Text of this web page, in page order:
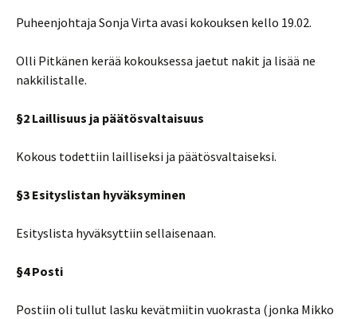
Puheenjohtaja Sonja Virta avasi kokouksen kello 19.02.
Olli Pitkänen kerää kokouksessa jaetut nakit ja lisää ne
nakkilistalle.
§2 Laillisuus ja päätösvaltaisuus
Kokous todettiin lailliseksi ja päätösvaltaiseksi.
§3 Esityslistan hyväksyminen
Esityslista hyväksyttiin sellaisenaan.
§4 Posti
Postiin oli tullut lasku kevätmiitin vuokrasta (jonka Mikko